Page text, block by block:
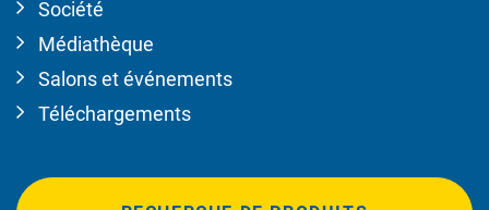
Société
Médiathèque
Salons et événements
Téléchargements